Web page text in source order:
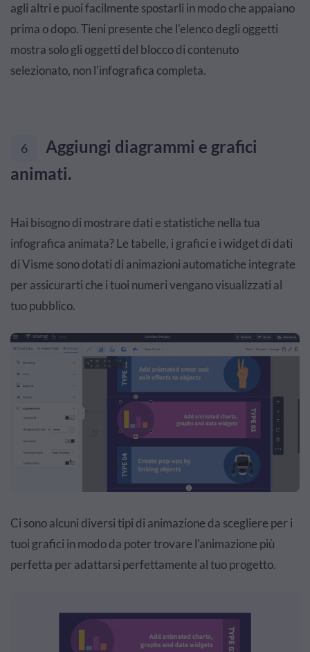
agli altri e puoi facilmente spostarli in modo che appaiano
prima o dopo. Tieni presente che l'elenco degli oggetti
mostra solo gli oggetti del blocco di contenuto
selezionato, non l'infografica completa.
6
Aggiungi diagrammi e grafici
animati.
Hai bisogno di mostrare dati e statistiche nella tua
infografica animata? Le tabelle, i grafici e i widget di dati
di Visme sono dotati di animazioni automatiche integrate
per assicurarti che i tuoi numeri vengano visualizzati al
tuo pubblico.
Ci sono alcuni diversi tipi di animazione da scegliere per i
tuoi grafici in modo da poter trovare l'animazione più
perfetta per adattarsi perfettamente al tuo progetto.